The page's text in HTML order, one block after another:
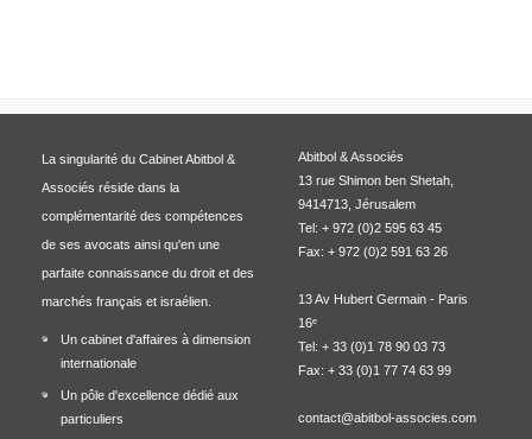
La singularité du Cabinet Abitbol &
Associés réside dans la
complémentarité des compétences
de ses avocats ainsi qu'en une
parfaite connaissance du droit et des
marchés français et israélien.
Un cabinet d'affaires à dimension
internationale
Un pôle d'excellence dédié aux
particuliers
Abitbol & Associés
13 rue Shimon ben Shetah,
9414713, Jérusalem
Tel: + 972 (0)2 595 63 45
Fax: + 972 (0)2 591 63 26
13 Av Hubert Germain - Paris
16ᵉ
Tel: + 33 (0)1 78 90 03 73
Fax: + 33 (0)1 77 74 63 99
contact@abitbol-associes.com